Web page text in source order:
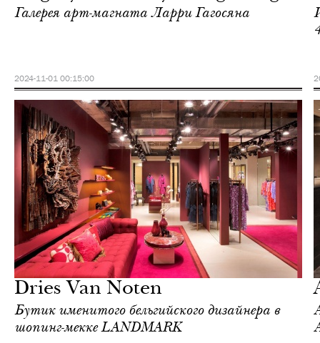
Галерея арт-магната Ларри Гагосяна
2024-11-01 00:15:00
Dries Van Noten
Бутик именитого бельгийского дизайнера в
шопинг-мекке LANDMARK